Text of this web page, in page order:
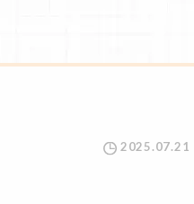
2025.07.21